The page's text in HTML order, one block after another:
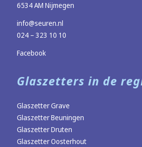
6534 AM Nijmegen
info@seuren.nl
024 – 323 10 10
Facebook
Glaszetters in de
Glaszetter Grave
Glaszetter Beuningen
Glaszetter Druten
Glaszetter Oosterhout